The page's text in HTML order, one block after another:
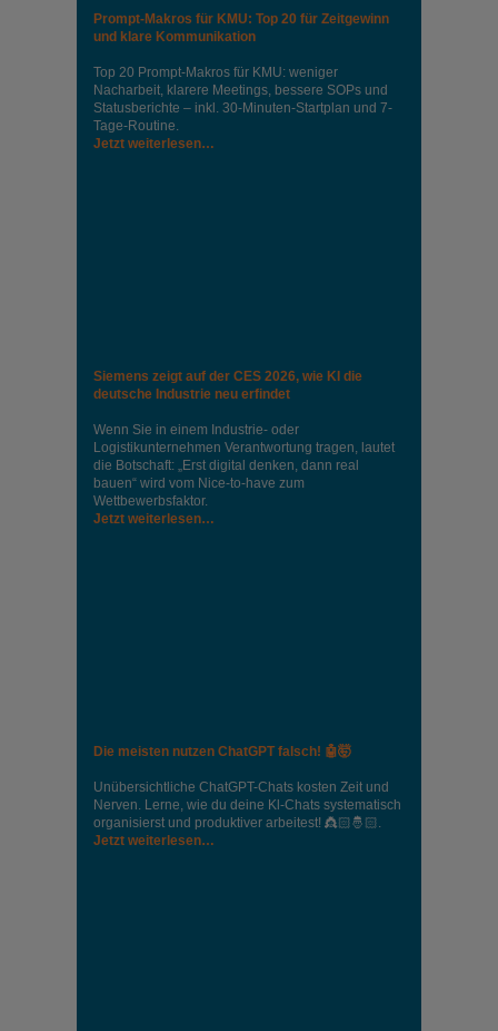
Prompt-Makros für KMU: Top 20 für Zeitgewinn
und klare Kommunikation
Top 20 Prompt-Makros für KMU: weniger
Nacharbeit, klarere Meetings, bessere SOPs und
Statusberichte – inkl. 30-Minuten-Startplan und 7-
Tage-Routine.
Jetzt weiterlesen…
Siemens zeigt auf der CES 2026, wie KI die
deutsche Industrie neu erfindet
Wenn Sie in einem Industrie‑ oder
Logistikunternehmen Verantwortung tragen, lautet
die Botschaft: „Erst digital denken, dann real
bauen“ wird vom Nice‑to‑have zum
Wettbewerbsfaktor.
Jetzt weiterlesen…
Die meisten nutzen ChatGPT falsch! 🤖🤯
Unübersichtliche ChatGPT-Chats kosten Zeit und
Nerven. Lerne, wie du deine Kl-Chats systematisch
organisierst und produktiver arbeitest! 👸🏻🤴🏻.
Jetzt weiterlesen…